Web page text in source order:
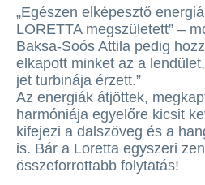
„Egészen elképesztő
LORETTA megszületett” –
Baksa-Soós Attila pedig
elkapott minket az a
jet turbinája érzett.”
Az energiák átjöttek,
harmóniája egyelőre kicsit
kifejezi a dalszöveg és a
is. Bár a Loretta egyszeri
összeforrottabb folytatás!